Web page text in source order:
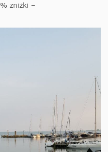
zniżki –